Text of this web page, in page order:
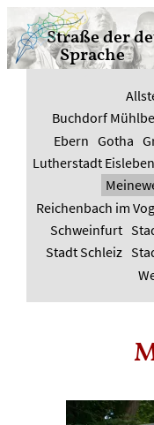
Straße der
Sprache
Buchdorf
Ebern Gotha
Lutherstadt Eisleben
Reichenbach im
Schweinfurt
Stadt Schleiz